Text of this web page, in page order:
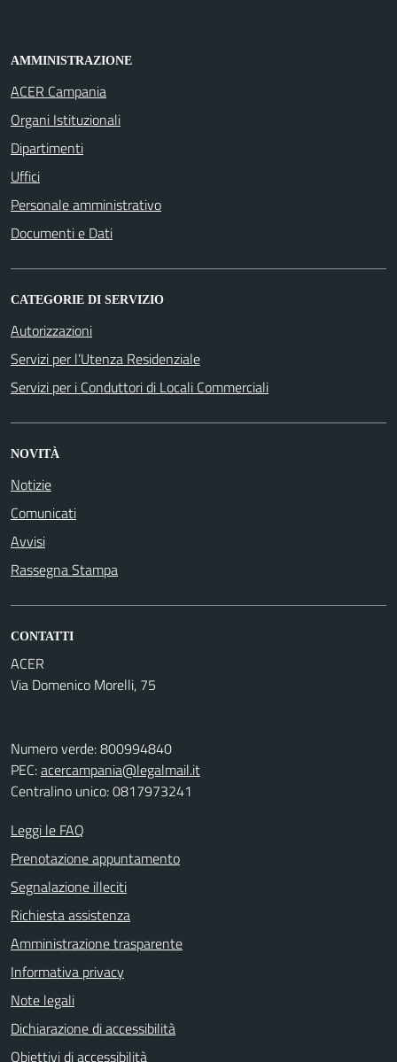
AMMINISTRAZIONE
ACER Campania
Organi Istituzionali
Dipartimenti
Uffici
Personale amministrativo
Documenti e Dati
CATEGORIE DI SERVIZIO
Autorizzazioni
Servizi per l’Utenza Residenziale
Servizi per i Conduttori di Locali Commerciali
NOVITÀ
Notizie
Comunicati
Avvisi
Rassegna Stampa
CONTATTI
ACER
Via Domenico Morelli, 75
Numero verde: 800994840
PEC:acercampania@legalmail.it
Centralino unico: 0817973241
Leggi le FAQ
Prenotazione appuntamento
Segnalazione illeciti
Richiesta assistenza
Amministrazione trasparente
Informativa privacy
Note legali
Dichiarazione di accessibilità
Obiettivi di accessibilità